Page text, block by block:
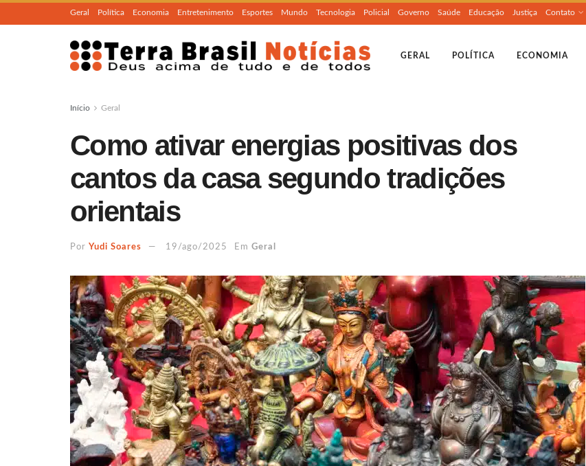
Geral Política Economia Entretenimento Esportes Mundo Tecnologia Policial Governo Saúde Educação Justiça Contato
GERAL POLÍTICA ECONOMIA
Início Geral
Como ativar energias positivas dos
cantos da casa segundo tradições
orientais
Por Yudi Soares 19/ago/2025 Em Geral